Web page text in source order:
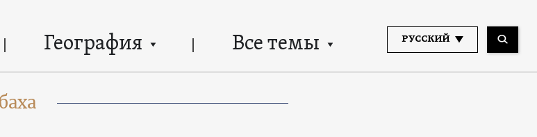
География Все темы РУССКИЙ